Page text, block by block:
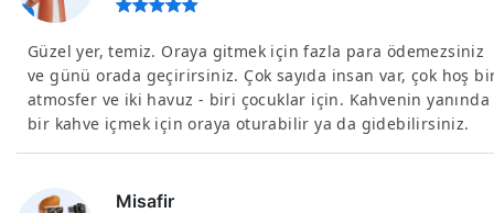
Güzel yer, temiz. Oraya gitmek için fazla para ödemezsiniz
ve günü orada geçirirsiniz. Çok sayıda insan var, çok hoş
atmosfer ve iki havuz - biri çocuklar için. Kahvenin yanında
bir kahve içmek için oraya oturabilir ya da gidebilirsiniz.
Misafir